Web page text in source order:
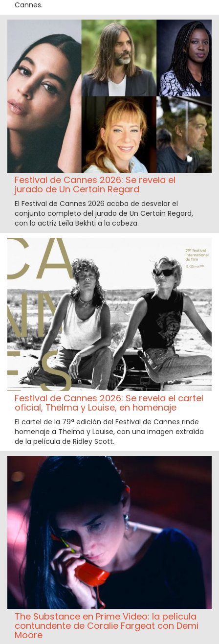
Cannes.
Festival de Cannes 2026: Se revela el
jurado de Un Certain Regard
El Festival de Cannes 2026 acaba de desvelar el
conjunto completo del jurado de Un Certain Regard,
con la actriz Leïla Bekhti a la cabeza.
Festival de Cannes 2026: Se revela el cartel
oficial, Thelma y Louise, en homenaje
El cartel de la 79ª edición del Festival de Cannes rinde
homenaje a Thelma y Louise, con una imagen extraída
de la película de Ridley Scott.
The Substance en Prime Video: la película
contundente de Coralie Fargeat con Demi
Moore